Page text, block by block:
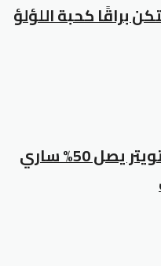
100 ريال لتكن براقًا كحبة اللؤلؤ
كود خصم نمشي أول طلب تويتر يصل 50% ساري